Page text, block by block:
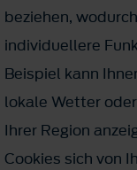
beziehen,
individuellere
Beispiel kann
lokale Wetter
Ihrer Region
Cookies sich von